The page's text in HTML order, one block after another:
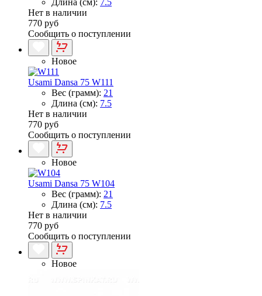
Нет в наличии
770 руб
Сообщить о поступлении
Новое
Usami Dansa 75 W111
Вес (грамм): 21
Длина (см): 7.5
Нет в наличии
770 руб
Сообщить о поступлении
Новое
Usami Dansa 75 W104
Вес (грамм): 21
Длина (см): 7.5
Нет в наличии
770 руб
Сообщить о поступлении
Новое